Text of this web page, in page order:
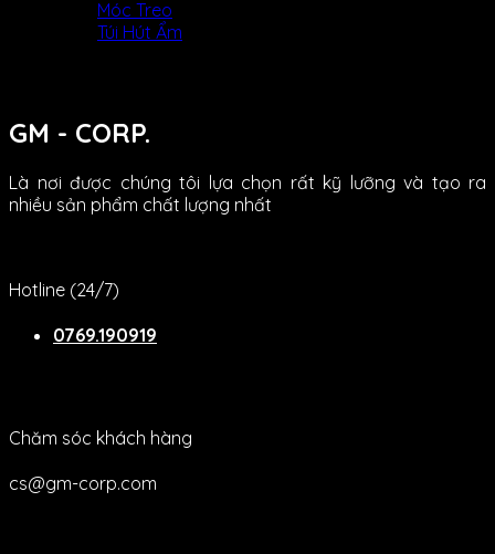
Móc Treo
Túi Hút Ẩm
GM - CORP.
Là nơi được chúng tôi lựa chọn rất kỹ lưỡng và tạo ra
nhiều sản phẩm chất lượng nhất
Hotline (24/7)
0769.190919
Chăm sóc khách hàng
cs@gm-corp.com